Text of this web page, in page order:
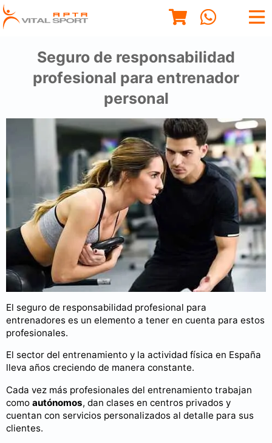
Seguro de responsabilidad
profesional para entrenador
personal
El seguro de responsabilidad profesional para
entrenadores es un elemento a tener en cuenta para estos
profesionales.
El sector del entrenamiento y la actividad física en España
lleva años creciendo de manera constante.
Cada vez más profesionales del entrenamiento trabajan
como autónomos, dan clases en centros privados y
cuentan con servicios personalizados al detalle para sus
clientes.